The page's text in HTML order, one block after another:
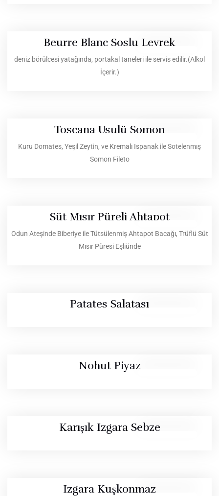
Beurre Blanc Soslu Levrek
deniz börülcesi yatağında, portakal taneleri ile servis edilir.(Alkol
İçerir.)
Toscana Usulü Somon
Kuru Domates, Yeşil Zeytin, ve Kremalı Ispanak ile Sotelenmış
Somon Fileto
Süt Mısır Püreli Ahtapot
Odun Ateşinde Biberiye ile Tütsülenmiş Ahtapot Bacağı, Trüflü Süt
Mısır Püresi Eşliünde
Patates Salatası
Nohut Piyaz
Karışık Izgara Sebze
Izgara Kuşkonmaz